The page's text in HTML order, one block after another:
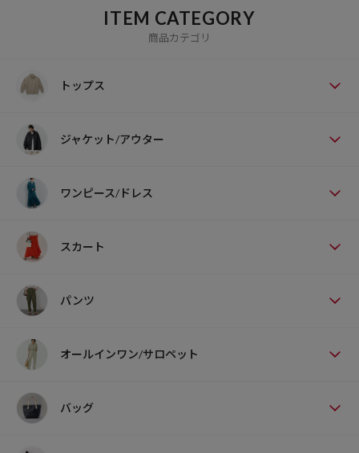
ITEM CATEGORY
商品カテゴリ
トップス
ジャケット/アウター
ワンピース/ドレス
スカート
パンツ
オールインワン/サロペット
バッグ